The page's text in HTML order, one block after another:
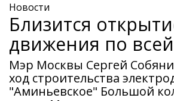
Новости
Близится
движения по
Мэр Москвы Сергей
ход строительства
"Аминьевское" Большой